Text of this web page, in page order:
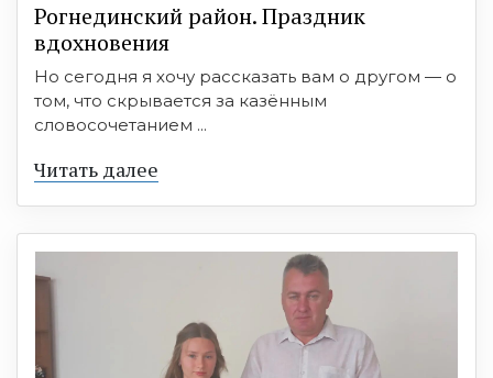
Рогнединский район. Праздник
вдохновения
Но сегодня я хочу рассказать вам о другом — о
том, что скрывается за казённым
словосочетанием ...
Читать далее